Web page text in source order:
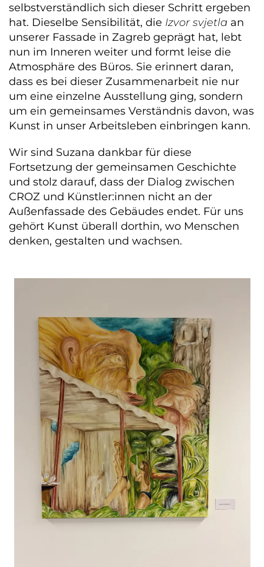
selbstverständlich sich dieser Schritt ergeben
hat. Dieselbe Sensibilität, die Izvor svjetla an
unserer Fassade in Zagreb geprägt hat, lebt
nun im Inneren weiter und formt leise die
Atmosphäre des Büros. Sie erinnert daran,
dass es bei dieser Zusammenarbeit nie nur
um eine einzelne Ausstellung ging, sondern
um ein gemeinsames Verständnis davon, was
Kunst in unser Arbeitsleben einbringen kann.
Wir sind Suzana dankbar für diese
Fortsetzung der gemeinsamen Geschichte
und stolz darauf, dass der Dialog zwischen
CROZ und Künstler:innen nicht an der
Außenfassade des Gebäudes endet. Für uns
gehört Kunst überall dorthin, wo Menschen
denken, gestalten und wachsen.